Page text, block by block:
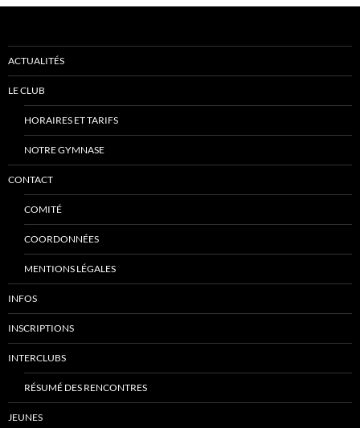
ACTUALITÉS
LE CLUB
HORAIRES ET TARIFS
NOTRE GYMNASE
CONTACT
COMITÉ
COORDONNÉES
MENTIONS LÉGALES
INFOS
INSCRIPTIONS
INTERCLUBS
RÉSUMÉ DES RENCONTRES
JEUNES